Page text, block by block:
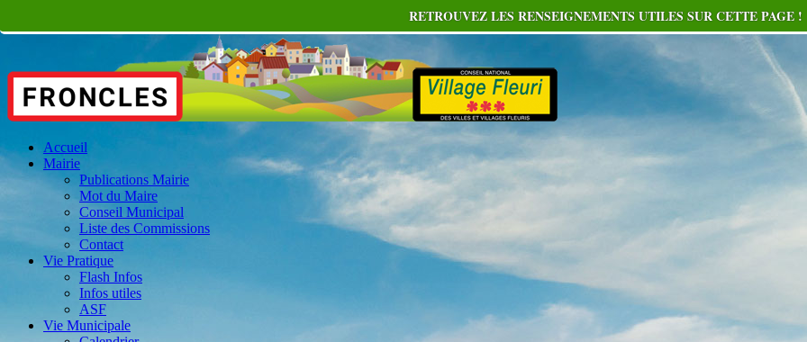
Accueil
Mairie
Publications Mairie
Mot du Maire
Conseil Municipal
Liste des Commissions
Contact
Vie Pratique
Flash Infos
Infos utiles
ASF
Vie Municipale
RETROUVEZ LES RENSEIGNEMENTS UTILES SUR CETTE PAGE !